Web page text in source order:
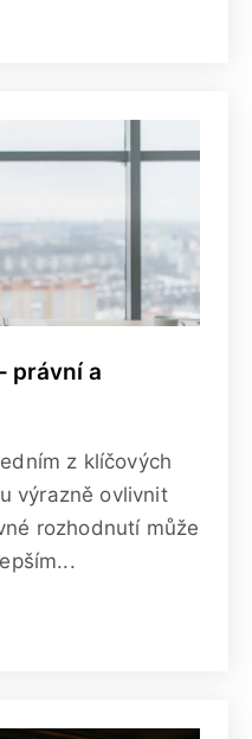
právní a
z klíčových
výrazně ovlivnit
rozhodnutí může